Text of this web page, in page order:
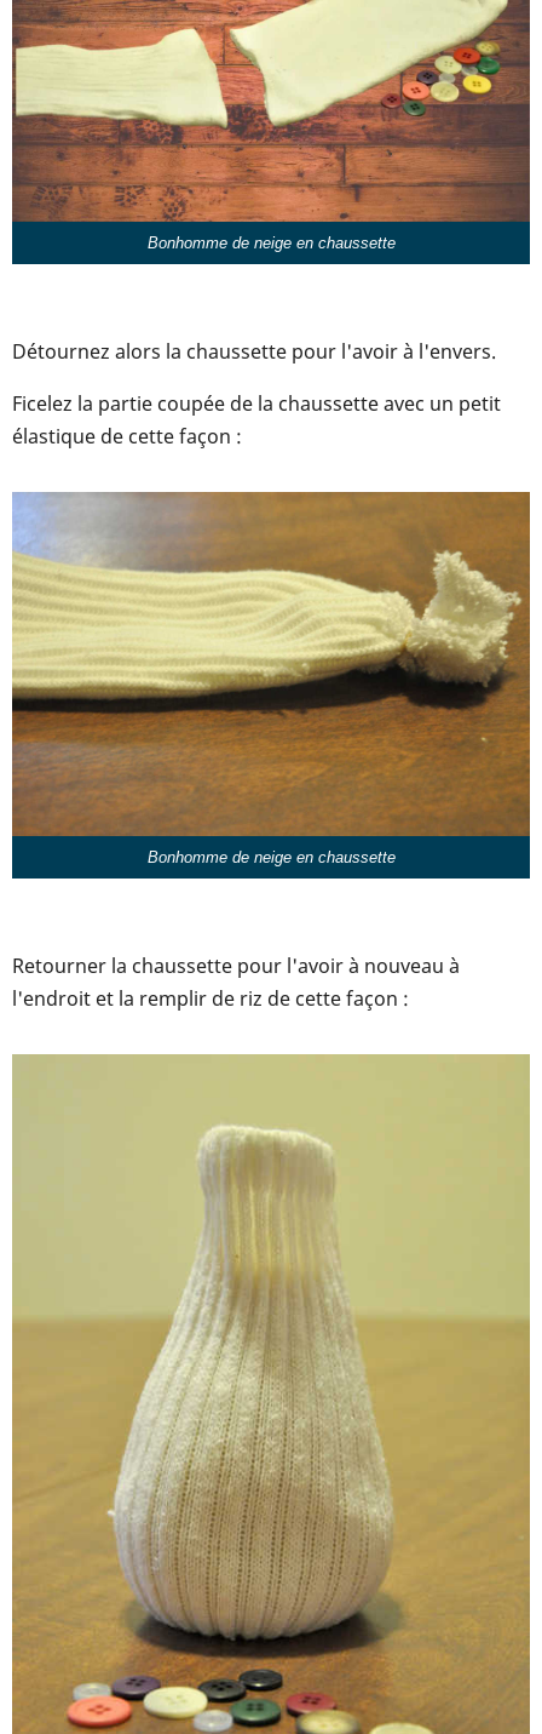
Bonhomme de neige en chaussette
Détournez alors la chaussette pour l'avoir à l'envers.
Ficelez la partie coupée de la chaussette avec un petit
élastique de cette façon :
Bonhomme de neige en chaussette
Retourner la chaussette pour l'avoir à nouveau à
l'endroit et la remplir de riz de cette façon :